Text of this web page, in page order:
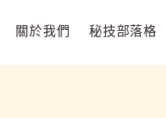
關於我們 秘技部落格